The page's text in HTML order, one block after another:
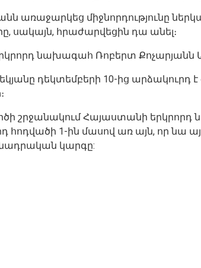
առաջարկեց միջնորդությունը
սակայն, հրաժարվեցին դա անել։
նախագահ Ռոբերտ Քոչարյանն
դեկտեմբերի 10-ից արձակուրդ
շրջանակում Հայաստանի
հոդվածի 1-ին մասով առ այն, որ
կարգը: